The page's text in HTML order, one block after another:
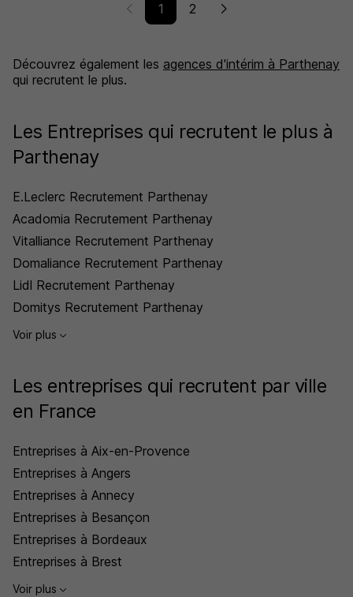
1 2
Découvrez également les agences d'intérim à Parthenay
qui recrutent le plus.
Les Entreprises qui recrutent le plus à
Parthenay
E.Leclerc Recrutement Parthenay
Acadomia Recrutement Parthenay
Vitalliance Recrutement Parthenay
Domaliance Recrutement Parthenay
Lidl Recrutement Parthenay
Domitys Recrutement Parthenay
Voir plus
Les entreprises qui recrutent par ville
en France
Entreprises à Aix-en-Provence
Entreprises à Angers
Entreprises à Annecy
Entreprises à Besançon
Entreprises à Bordeaux
Entreprises à Brest
Voir plus